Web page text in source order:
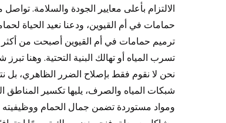
الالتزام بأعلى معايير الجودة والسلامة.
ترميم حمامات في أم القيوين أصبحت من
تسرب المياه أو تهالك البنية التحتية. وهنا
نحن لا نقوم فقط بإصلاح الضرر الظاهري، بل
شبكات المياه والصرف، يليها تكسير المناطق
ومواد مستوردة تضمن جمال الحمام